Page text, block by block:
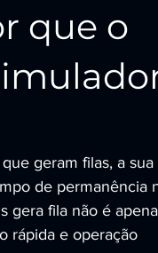
que o
geram filas, a sua
de permanência
gera fila não é
rápida e operação